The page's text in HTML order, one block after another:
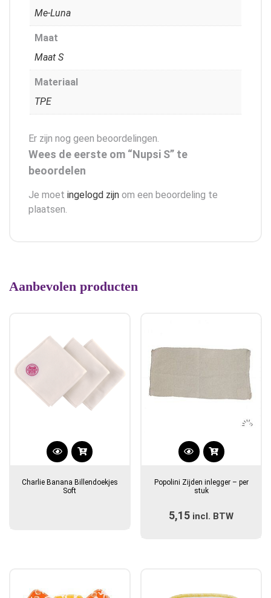
Me-Luna
Maat
Maat S
Materiaal
TPE
Er zijn nog geen beoordelingen.
Wees de eerste om “Nupsi S” te
beoordelen
Je moet ingelogd zijn om een beoordeling te
plaatsen.
Aanbevolen producten
Charlie Banana Billendoekjes
Soft
Dit
heeft
variaties.
Popolini Zijden inlegger – per
stuk
5,15 incl. BTW